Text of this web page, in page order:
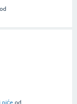
od
piće od